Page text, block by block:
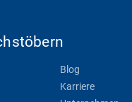
Blog
Karriere